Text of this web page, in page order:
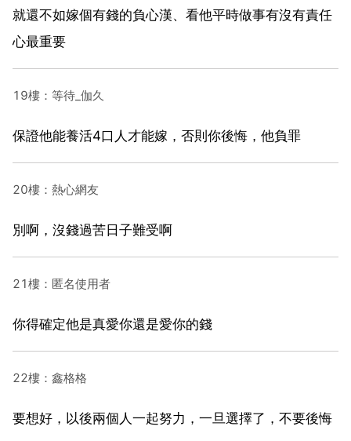
就還不如嫁個有錢的負心漢、看他平時做事有沒有責任
心最重要
19樓：等待_伽久
保證他能養活4口人才能嫁，否則你後悔，他負罪
20樓：熱心網友
別啊，沒錢過苦日子難受啊
21樓：匿名使用者
你得確定他是真愛你還是愛你的錢
22樓：鑫格格
要想好，以後兩個人一起努力，一旦選擇了，不要後悔